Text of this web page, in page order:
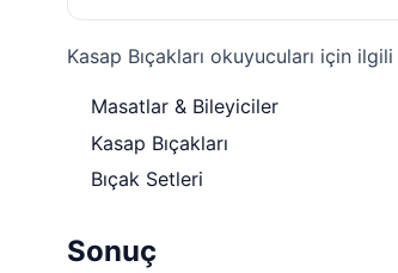
Kasap Bıçakları okuyucuları için
Masatlar & Bileyiciler
Kasap Bıçakları
Bıçak Setleri
Sonuç